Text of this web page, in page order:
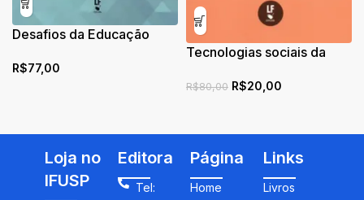
Tecnologias sociais da
científica: propostas
A questão do
ciências e
R$132,00
Loja no
IFUSP
Editora
Tel:
Página
Home
Links
Livros